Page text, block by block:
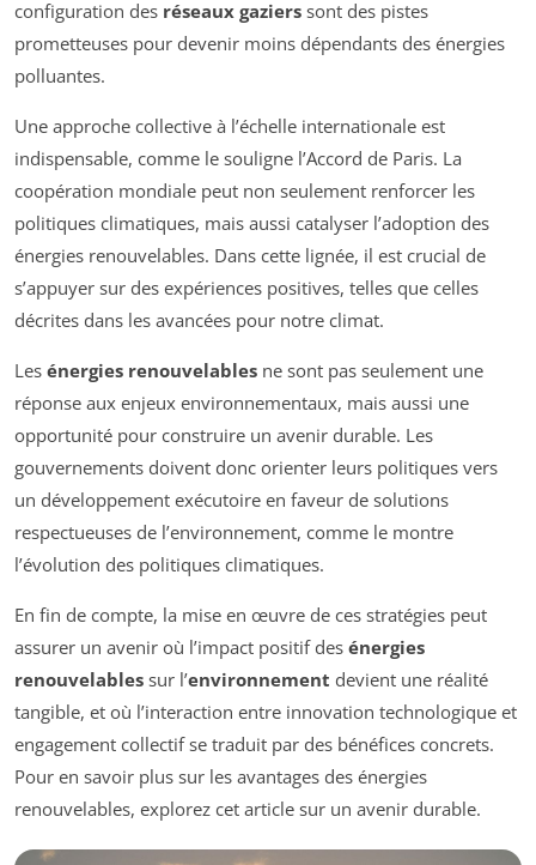
configuration des réseaux gaziers sont des pistes
prometteuses pour devenir moins dépendants des énergies
polluantes.
Une approche collective à l’échelle internationale est
indispensable, comme le souligne l’Accord de Paris. La
coopération mondiale peut non seulement renforcer les
politiques climatiques, mais aussi catalyser l’adoption des
énergies renouvelables. Dans cette lignée, il est crucial de
s’appuyer sur des expériences positives, telles que celles
décrites dans les avancées pour notre climat.
Les énergies renouvelables ne sont pas seulement une
réponse aux enjeux environnementaux, mais aussi une
opportunité pour construire un avenir durable. Les
gouvernements doivent donc orienter leurs politiques vers
un développement exécutoire en faveur de solutions
respectueuses de l’environnement, comme le montre
l’évolution des politiques climatiques.
En fin de compte, la mise en œuvre de ces stratégies peut
assurer un avenir où l’impact positif des énergies
renouvelables sur l’environnement devient une réalité
tangible, et où l’interaction entre innovation technologique et
engagement collectif se traduit par des bénéfices concrets.
Pour en savoir plus sur les avantages des énergies
renouvelables, explorez cet article sur un avenir durable.